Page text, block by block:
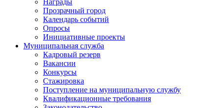
Награды
Прозрачный город
Календарь событий
Опросы
Инициативные проекты
Муниципальная служба
Кадровый резерв
Вакансии
Конкурсы
Стажировка
Поступление на муниципальную службу
Квалификационные требования